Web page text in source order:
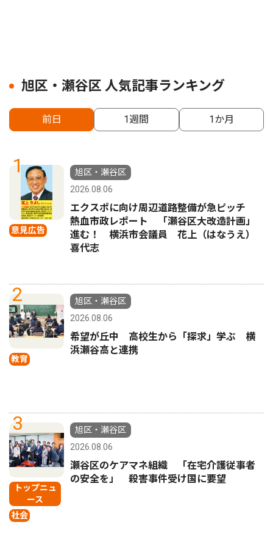
旭区・瀬谷区 人気記事ランキング
前日 1週間 1か月
1
意見広告
旭区・瀬谷区
2026.08.06
エクスポに向け周辺道路整備が急ピッチ
熱血市政レポート 「瀬谷区大改造計画」
進む！ 横浜市会議員 花上（はなうえ）
喜代志
2
教育
旭区・瀬谷区
2026.08.06
希望が丘中 高校生から「探求」学ぶ 横
浜瀬谷高と連携
3
トップニュ
ース
社会
旭区・瀬谷区
2026.08.06
瀬谷区のケアマネ組織 「在宅介護従事者
の安全を」 殺害事件受け国に要望